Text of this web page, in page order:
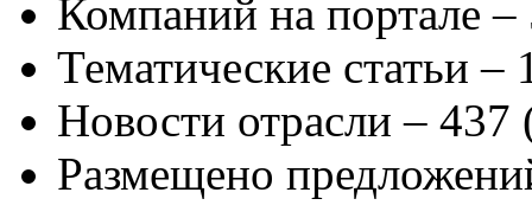
Компаний на портале
Тематические статьи –
Новости отрасли – 437
Размещено